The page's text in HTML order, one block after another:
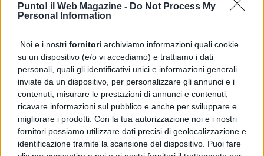
Punto! il Web Magazine - Do Not Process My
Personal Information
Noi e i nostri fornitori archiviamo informazioni quali cookie
su un dispositivo (e/o vi accediamo) e trattiamo i dati
personali, quali gli identificativi unici e informazioni generali
inviate da un dispositivo, per personalizzare gli annunci e i
contenuti, misurare le prestazioni di annunci e contenuti,
ricavare informazioni sul pubblico e anche per sviluppare e
migliorare i prodotti. Con la tua autorizzazione noi e i nostri
fornitori possiamo utilizzare dati precisi di geolocalizzazione e
identificazione tramite la scansione del dispositivo. Puoi fare
PUBBLICITÀ